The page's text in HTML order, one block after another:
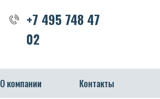
О компании Контакты
+7 495 748 47
02
+7 495 748 47 02